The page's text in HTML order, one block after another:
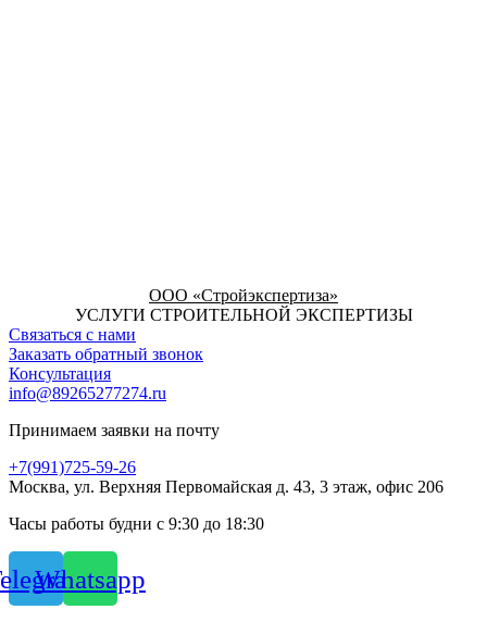
ООО «Стройэкспертиза»
УСЛУГИ СТРОИТЕЛЬНОЙ ЭКСПЕРТИЗЫ
Связаться с нами
Заказать обратный звонок
Консультация
info@89265277274.ru
Принимаем заявки на почту
+7(991)725-59-26
Москва, ул. Верхняя Первомайская д. 43, 3 этаж, офис 206
Часы работы будни с 9:30 до 18:30
Whatsapp